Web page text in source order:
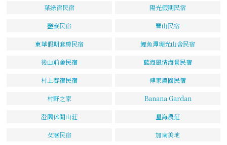
葉綠宿民宿 陽光假期民宿
鹽寮民宿 豐山民宿
東華假期套房民宿 鯉魚潭瑚光山舍民宿
後山前舍民宿 藍海風情海景民宿
村上春宿民宿 傅家農園民宿
村野之家 Banana Gardan
澄園休閒山莊 星海農莊
女窩民宿 加南美地